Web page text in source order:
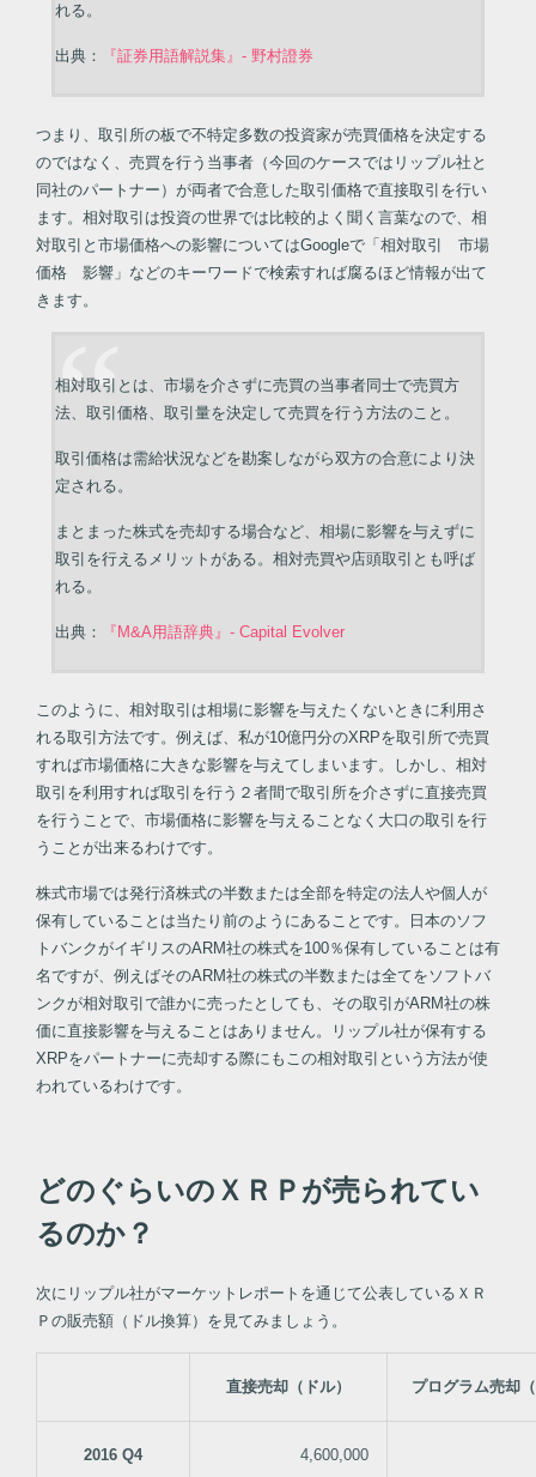
れる。
出典： 『証券用語解説集』- 野村證券
つまり、取引所の板で不特定多数の投資家が売買価格を決定する
のではなく、売買を行う当事者（今回のケースではリップル社と
同社のパートナー）が両者で合意した取引価格で直接取引を行い
ます。相対取引は投資の世界では比較的よく聞く言葉なので、相
対取引と市場価格への影響についてはGoogleで「相対取引 市場
価格 影響」などのキーワードで検索すれば腐るほど情報が出て
きます。
相対取引とは、市場を介さずに売買の当事者同士で売買方
法、取引価格、取引量を決定して売買を行う方法のこと。
取引価格は需給状況などを勘案しながら双方の合意により決
定される。
まとまった株式を売却する場合など、相場に影響を与えずに
取引を行えるメリットがある。相対売買や店頭取引とも呼ば
れる。
出典： 『M&A用語辞典』- Capital Evolver
このように、相対取引は相場に影響を与えたくないときに利用さ
れる取引方法です。例えば、私が10億円分のXRPを取引所で売買
すれば市場価格に大きな影響を与えてしまいます。しかし、相対
取引を利用すれば取引を行う２者間で取引所を介さずに直接売買
を行うことで、市場価格に影響を与えることなく大口の取引を行
うことが出来るわけです。
株式市場では発行済株式の半数または全部を特定の法人や個人が
保有していることは当たり前のようにあることです。日本のソフ
トバンクがイギリスのARM社の株式を100％保有していることは有
名ですが、例えばそのARM社の株式の半数または全てをソフトバ
ンクが相対取引で誰かに売ったとしても、その取引がARM社の株
価に直接影響を与えることはありません。リップル社が保有する
XRPをパートナーに売却する際にもこの相対取引という方法が使
われているわけです。
どのぐらいのＸＲＰが売られてい
るのか？
次にリップル社がマーケットレポートを通じて公表しているＸＲ
Ｐの販売額（ドル換算）を見てみましょう。
直接売却（ドル） プログラム売却
2016 Q4 4,600,000